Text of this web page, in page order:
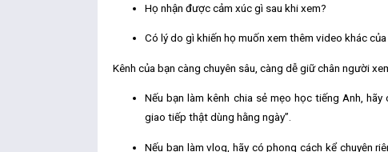
Họ nhận được cảm xúc gì sau khi xem?
Có lý do gì khiến họ muốn xem thêm video khác của
Kênh của bạn càng chuyên sâu, càng dễ giữ chân người
Nếu bạn làm kênh chia sẻ mẹo học tiếng Anh,
giao tiếp thật dùng hằng ngày”.
Nếu bạn làm vlog, hãy có phong cách kể chuyện